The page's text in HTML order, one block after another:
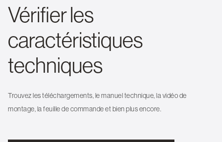
Vérifier les
caractéristiques
techniques
Trouvez les téléchargements, le manuel technique, la vidéo de
montage, la feuille de commande et bien plus encore.